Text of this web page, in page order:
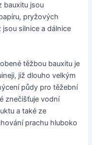
bauxitu jsou
pryžových
silnice a dálnice
těžbou bauxitu je
již dlouho velkým
půdy pro těžební
znečišťuje vodní
a také ze
prachu hluboko